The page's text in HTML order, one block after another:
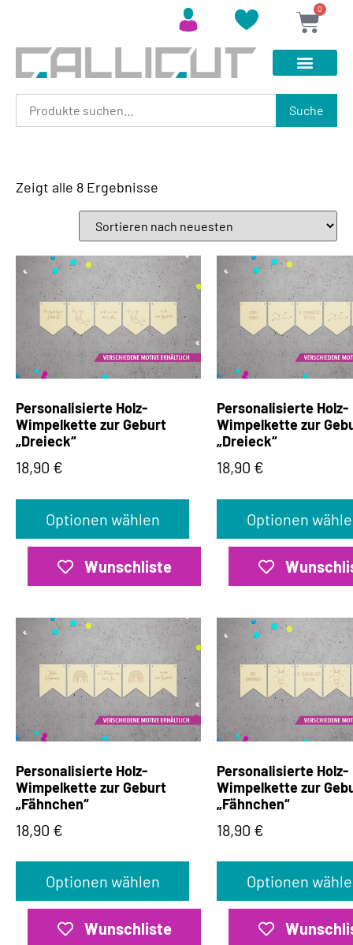
0
Suche
Zeigt alle 8 Ergebnisse
Personalisierte Holz-
Wimpelkette zur Geburt
„Dreieck“
18,90 €
Optionen wählen
Wunschliste
Personalisierte Holz-
Wimpelkette zur
„Dreieck“
18,90 €
Optionen
Personalisierte Holz-
Wimpelkette zur Geburt
„Fähnchen“
18,90 €
Optionen wählen
Wunschliste
Personalisierte Holz-
Wimpelkette zur
„Fähnchen“
18,90 €
Optionen